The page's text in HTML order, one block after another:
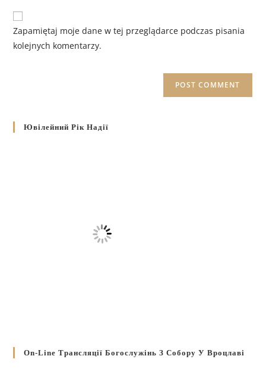
Zapamiętaj moje dane w tej przeglądarce podczas pisania
kolejnych komentarzy.
Ювілейний Рік Надії
On-Line Трансляції Богослужінь З Собору У Вроцлаві